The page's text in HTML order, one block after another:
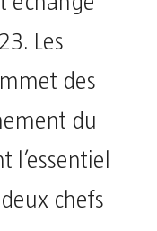
Les
des
du
l’essentiel
chefs